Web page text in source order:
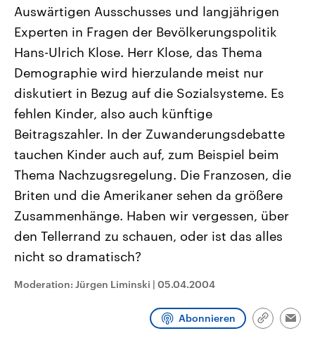
Auswärtigen Ausschusses und langjährigen
Experten in Fragen der Bevölkerungspolitik
Hans-Ulrich Klose. Herr Klose, das Thema
Demographie wird hierzulande meist nur
diskutiert in Bezug auf die Sozialsysteme. Es
fehlen Kinder, also auch künftige
Beitragszahler. In der Zuwanderungsdebatte
tauchen Kinder auch auf, zum Beispiel beim
Thema Nachzugsregelung. Die Franzosen, die
Briten und die Amerikaner sehen da größere
Zusammenhänge. Haben wir vergessen, über
den Tellerrand zu schauen, oder ist das alles
nicht so dramatisch?
Moderation: Jürgen Liminski | 05.04.2004
Abonnieren
Link